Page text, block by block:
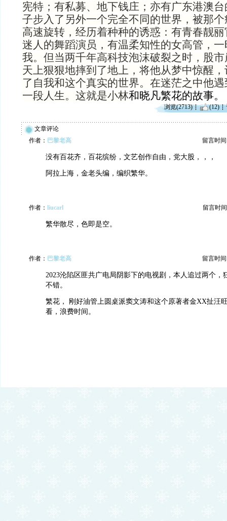
宪特；有私募、地下钱庄；亦有广东港澳
子步入了另外一个完全不同的世界，被那
高速旋转，经历着种种的诱惑：有青春靓
迷人的舞蹈演员，有温柔知性的女高管，
我。但当两千年高科技泡沫破裂之时，股
天上狠狠地摔到了地上，将他从梦中惊醒
了自我和这个真实的世界。在迷茫之中他
一段人生。这就是小林和晓凡繁花的故事。
浏览(2713) (12)
文章评论
作者： 巴黎老高 留言时间
没有百花齐，百花缤纷，文艺创作自由，党大股，，，
阿拉上海，金老头编，编织繁华。
作者： liucarl 留言时
繁华散尽，色即是空。
作者： 巴黎老高 留言时间
2023沦陷区匪共广电局阴影下的电视剧，本人追过两个，
不错。
繁花， 刚好油管上圆桌派窦文涛和这个原著者金XX扯汪
看，浪费时间。